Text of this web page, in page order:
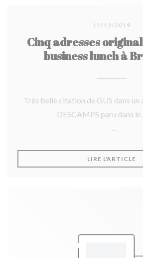
11/12/2019
Cinq adresses
business lunch à
Très belle citation de GUS dans un article de SIGRID
DESCAMPS paru dans le
LIRE L'ARTICLE